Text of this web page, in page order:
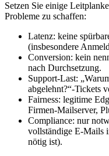
Setzen Sie einige
Probleme zu schaffen:
Latenz: keine
(insbesondere
Conversion: kein
nach Durchsetzung.
Support‑Last:
abgelehnt?“‑Tickets
Fairness: legitime
Firmen‑Mailserver,
Compliance: nur
vollständige E‑Mails
nötig ist).